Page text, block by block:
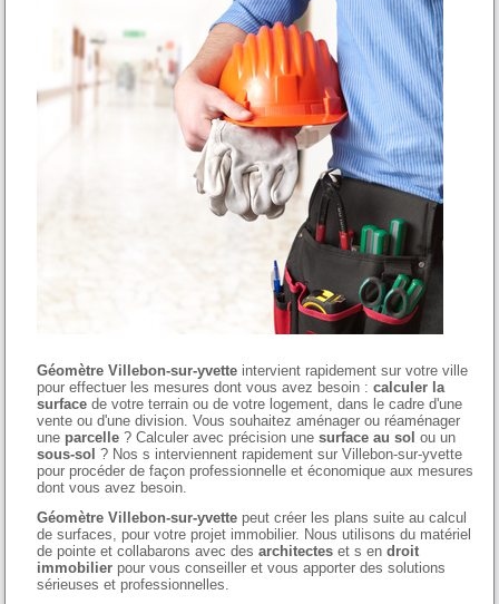
Géomètre Villebon-sur-yvette intervient rapidement sur votre ville
pour effectuer les mesures dont vous avez besoin :calculer la
surface de votre terrain ou de votre logement, dans le cadre d'une
vente ou d'une division. Vous souhaitez aménager ou réaménager
une parcelle ? Calculer avec précision unesurface au sol ou un
sous-sol ? Nos s interviennent rapidement sur Villebon-sur-yvette
pour procéder de façon professionnelle et économique aux mesures
dont vous avez besoin.
Géomètre Villebon-sur-yvette peut créer les plans suite au calcul
de surfaces, pour votre projet immobilier. Nous utilisons du matériel
de pointe et collabarons avec desarchitectes et s endroit
immobilier pour vous conseiller et vous apporter des solutions
sérieuses et professionnelles.